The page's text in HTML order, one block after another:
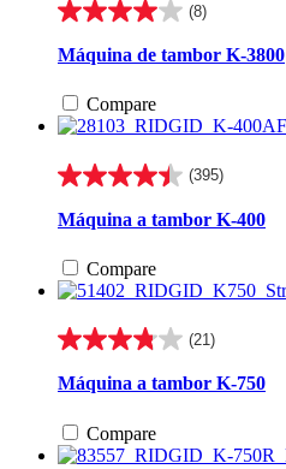
(8)
4.0
5
8
reseñas
Máquina de tambor K-3800
Compare
(395)
4.5
5
395
reseñas
Máquina a tambor K-400
Compare
(21)
3.8
5
21
reseñas
Máquina a tambor K-750
Compare